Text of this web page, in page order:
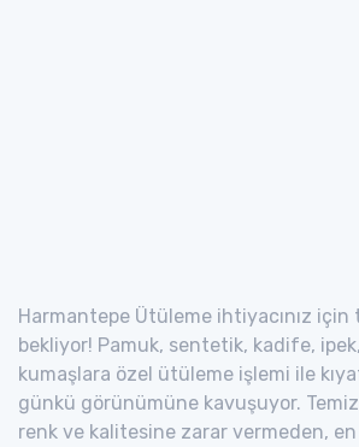
Harmantepe Ütüleme ihtiyacınız için
bekliyor! Pamuk, sentetik, kadife,
kumaşlara özel ütüleme işlemi ile
günkü görünümüne kavuşuyor.
renk ve kalitesine zarar vermeden,